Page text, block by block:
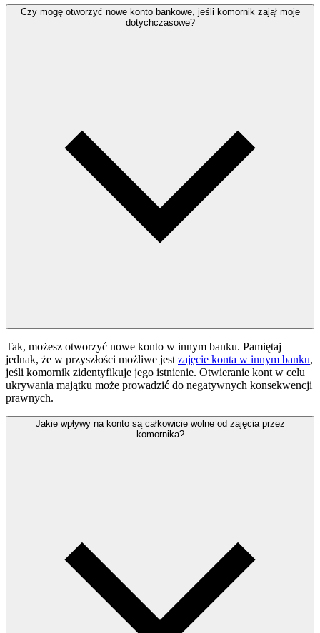
Czy mogę otworzyć nowe konto bankowe, jeśli komornik zajął moje
dotychczasowe?
Tak, możesz otworzyć nowe konto w innym banku. Pamiętaj
jednak, że w przyszłości możliwe jest zajęcie konta w innym banku,
jeśli komornik zidentyfikuje jego istnienie. Otwieranie kont w celu
ukrywania majątku może prowadzić do negatywnych konsekwencji
prawnych.
Jakie wpływy na konto są całkowicie wolne od zajęcia przez
komornika?